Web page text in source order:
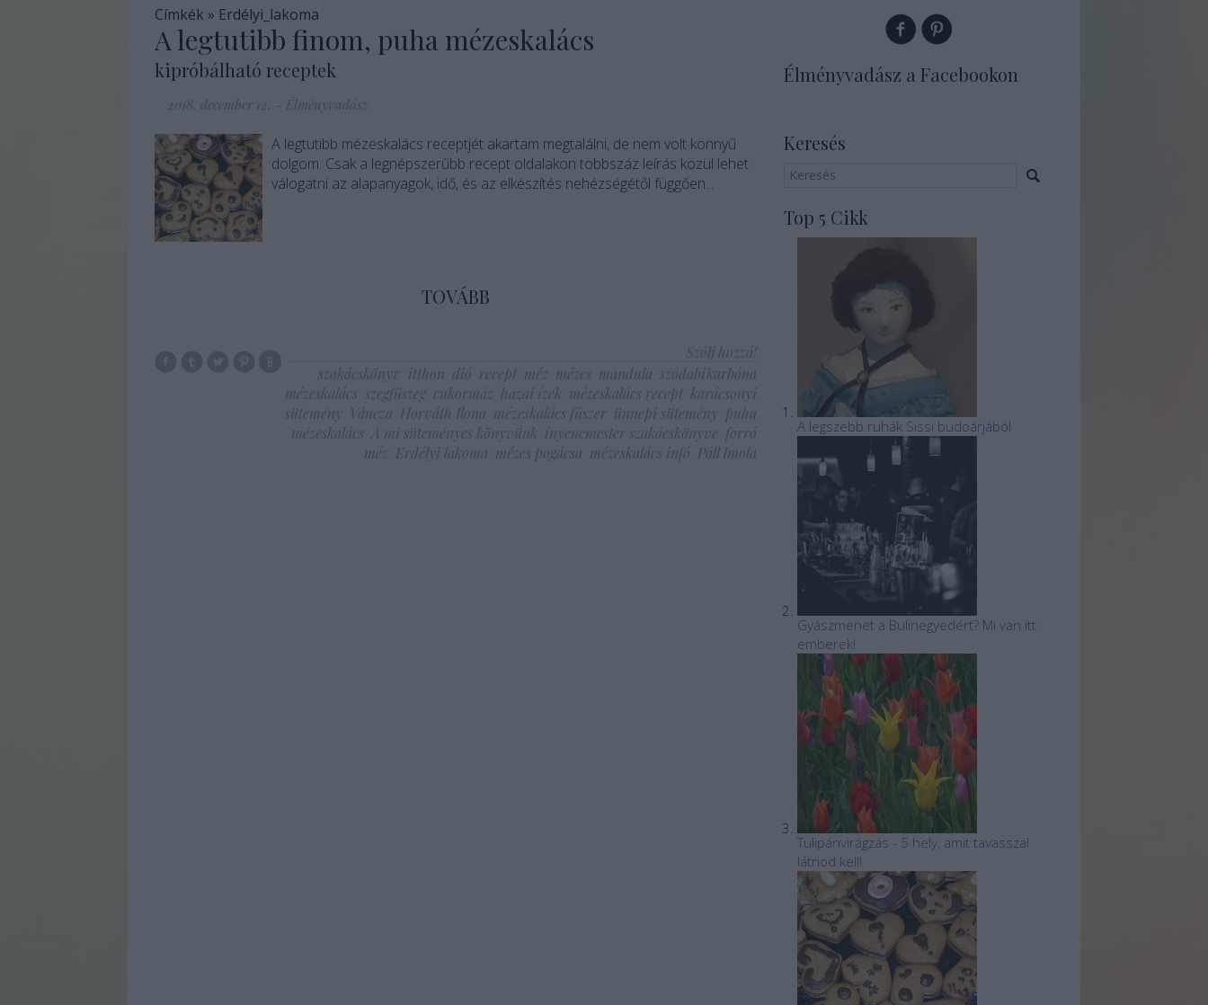
Címkék » Erdélyi_lakoma
A legtutibb finom, puha mézeskalács
kipróbálható receptek
2018. december 12. Élményvadász
A legtutibb mézeskalács receptjét akartam megtalálni, de nem volt könnyű
dolgom. Csak a legnépszerűbb recept oldalakon többszáz leírás közül lehet
válogatni az alapanyagok, idő, és az elkészítés nehézségétől függően...
TOVÁBB
Szólj hozzá!
szakácskönyv itthon dió recept méz mézes mandula szódabikarbóna
mézeskalács szegfűszeg cukormáz hazai ízek mézeskalács recept karácsonyi
sütemény Váncza Horváth Ilona mézeskalács fűszer ünnepi sütemény puha
mézeskalács
A mi süteményes könyvünk ínyencmester szakácskönyve
forró
méz Erdélyi lakoma mézes pogácsa mézeskalács infó Páll Imola
Élményvadász a Facebookon
Keresés
Top 5 Cikk
A legszebb ruhák Sissi budoárjából
Gyászmenet a Bulinegyedért? Mi van itt
emberek!
Tulipánvirágzás - 5 hely, amit tavasszal
látnod kell!